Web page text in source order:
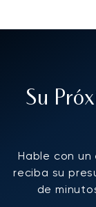
Su
Hable con
reciba su
de